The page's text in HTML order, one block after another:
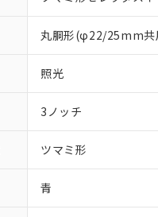
丸胴形(φ22/25mm共
照光
3ノッチ
ツマミ形
青